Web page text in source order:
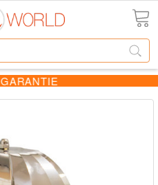
DE SCHERPSTE PRIJZEN